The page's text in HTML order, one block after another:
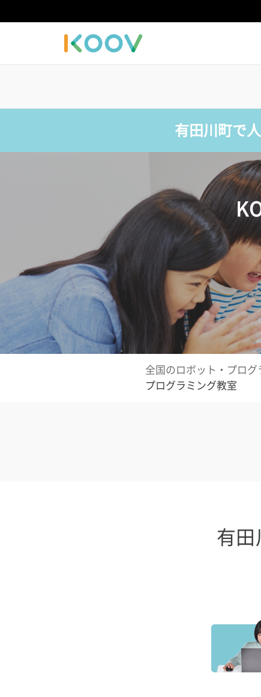
有田川町で
全国のロボット・プログ
プログラミング教室
有田